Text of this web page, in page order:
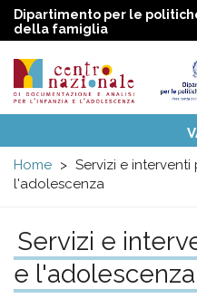
Dipartimento per le
della famiglia
Centro
di
menu
Temi
Attività
Convenzione ONU
Home
Servizi e interventi
l'adolescenza
Servizi e
e l'adolescenza